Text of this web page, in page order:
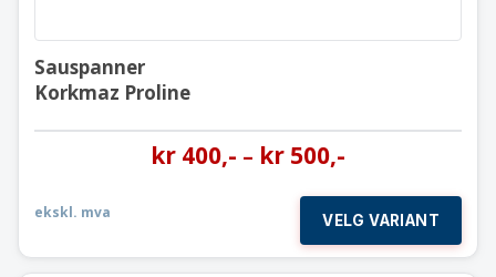
Sauspanner
Korkmaz Proline
kr 400,- – kr 500,-
ekskl. mva VELG VARIANT